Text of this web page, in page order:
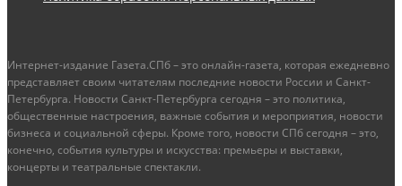
Интернет-издание Газета.СПб – это онлайн-газета, которая ежедневно
представляет своим читателям последние новости России и Санкт-
Петербурга. Новости Санкт-Петербурга сегодня – это политика,
общественные настроения, важные события и мероприятия, новости
бизнеса и социальной сферы. Кроме того, новости СПб сегодня – это,
конечно, события культуры и искусства: премьеры и выставки,
концерты и театральные спектакли.